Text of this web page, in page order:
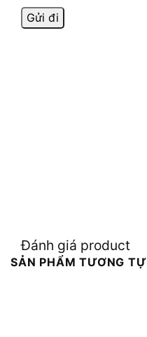
Đánh giá product
SẢN PHẨM TƯƠNG TỰ